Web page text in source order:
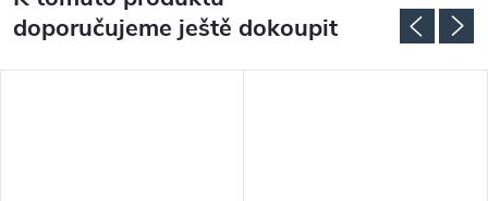
doporučujeme ještě dokoupit